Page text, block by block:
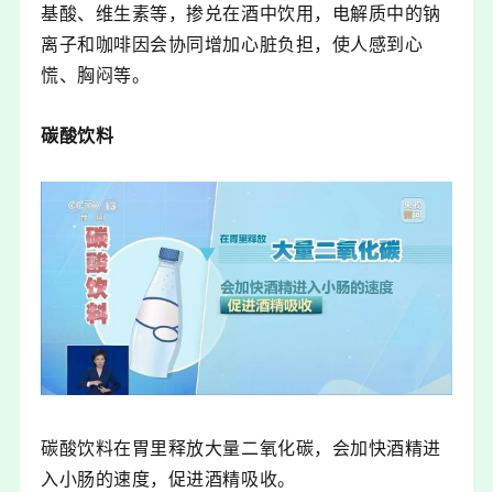
基酸、维生素等，掺兑在酒中饮用，电解质中的钠
离子和咖啡因会协同增加心脏负担，使人感到心
慌、胸闷等。
碳酸饮料
碳酸饮料在胃里释放大量二氧化碳，会加快酒精进
入小肠的速度，促进酒精吸收。